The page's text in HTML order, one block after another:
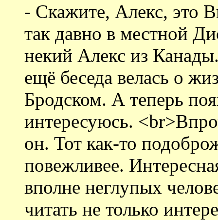
- Скажите, Алекс, это
так давно в местной
некий Алекс из
ещё беседа велась о
Бродском. А теперь
интересуюсь.
он. Тот как-то
повежливее.
вполне неглупых
читать не только